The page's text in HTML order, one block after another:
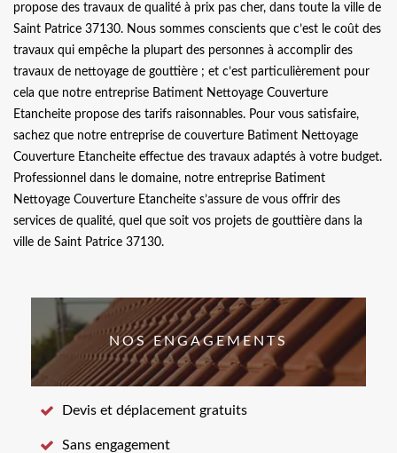
propose des travaux de qualité à prix pas cher, dans toute la ville de
Saint Patrice 37130. Nous sommes conscients que c’est le coût des
travaux qui empêche la plupart des personnes à accomplir des
travaux de nettoyage de gouttière ; et c’est particulièrement pour
cela que notre entreprise Batiment Nettoyage Couverture
Etancheite propose des tarifs raisonnables. Pour vous satisfaire,
sachez que notre entreprise de couverture Batiment Nettoyage
Couverture Etancheite effectue des travaux adaptés à votre budget.
Professionnel dans le domaine, notre entreprise Batiment
Nettoyage Couverture Etancheite s’assure de vous offrir des
services de qualité, quel que soit vos projets de gouttière dans la
ville de Saint Patrice 37130.
NOS ENGAGEMENTS
Devis et déplacement gratuits
Sans engagement